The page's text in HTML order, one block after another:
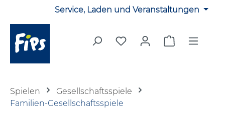
Zum Hauptinhalt springenService, Laden und Veranstaltungen
Du hast 0 Produkte auf
Warenkorb
Spielen
Gesellschaftsspiele
Familien-Gesellschaftsspiele